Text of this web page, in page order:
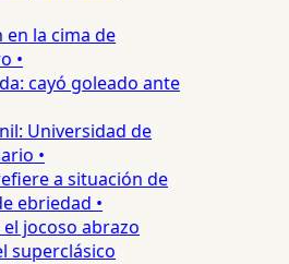
la cima de
•
cayó goleado ante
Universidad de
•
a situación de
ebriedad •
jocoso abrazo
superclásico